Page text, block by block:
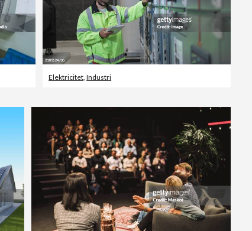
Elektricitet,Industri